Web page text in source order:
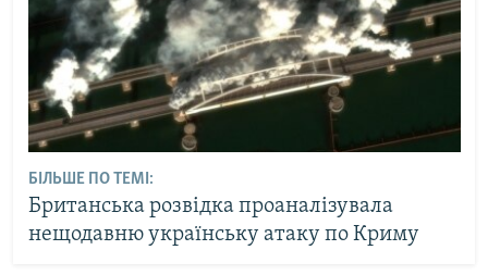
БІЛЬШЕ ПО ТЕМІ:
Британська розвідка проаналізувала
нещодавню українську атаку по Криму